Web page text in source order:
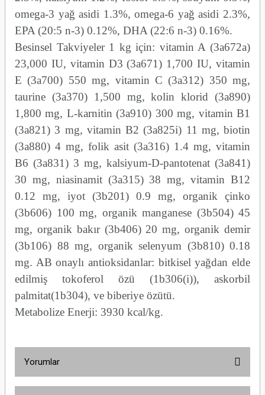
omega-3 yağ asidi 1.3%, omega-6 yağ asidi 2.3%,
EPA (20:5 n-3) 0.12%, DHA (22:6 n-3) 0.16%.
Besinsel Takviyeler 1 kg için: vitamin A (3a672a)
23,000 IU, vitamin D3 (3a671) 1,700 IU, vitamin
E (3a700) 550 mg, vitamin C (3a312) 350 mg,
taurine (3a370) 1,500 mg, kolin klorid (3a890)
1,800 mg, L-karnitin (3a910) 300 mg, vitamin B1
(3a821) 3 mg, vitamin B2 (3a825i) 11 mg, biotin
(3a880) 4 mg, folik asit (3a316) 1.4 mg, vitamin
B6 (3a831) 3 mg, kalsiyum-D-pantotenat (3a841)
30 mg, niasinamit (3a315) 38 mg, vitamin B12
0.12 mg, iyot (3b201) 0.9 mg, organik çinko
(3b606) 100 mg, organik manganese (3b504) 45
mg, organik bakır (3b406) 20 mg, organik demir
(3b106) 88 mg, organik selenyum (3b810) 0.18
mg. AB onaylı antioksidanlar: bitkisel yağdan elde
edilmiş tokoferol özü (1b306(i)), askorbil
palmitat(1b304), ve biberiye özütü.
Metabolize Enerji: 3930 kcal/kg.
Yorumlar